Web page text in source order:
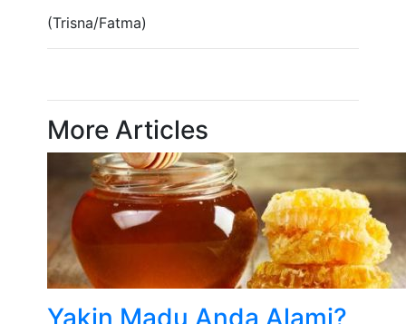
(Trisna/Fatma)
More Articles
Yakin Madu Anda Alami?